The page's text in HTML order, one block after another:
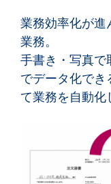
業務効率化が進
業務。
手書き・写真で
でデータ化で
て業務を自動化